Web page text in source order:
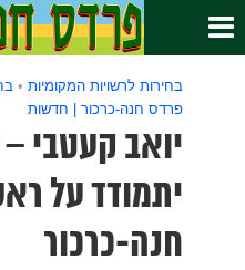
בחירות לרשויות המקומיות •
פרדס חנה-כרכור | חדשות
יואב קעטבי –
יתמודד על
חנה-כרכור